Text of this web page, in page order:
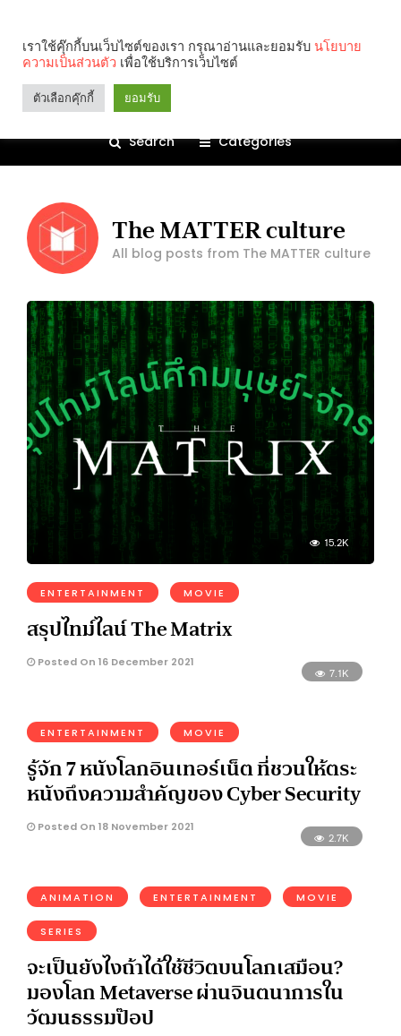
Search Categories
The MATTER culture
All blog posts from The MATTER culture
15.2K
ENTERTAINMENT MOVIE
สรุปไทม์ไลน์ The Matrix
Posted On 16 December 2021
7.1K
ENTERTAINMENT MOVIE
รู้จัก 7 หนังโลกอินเทอร์เน็ต ที่ชวนให้ตระ
หนังถึงความสำคัญของ Cyber Security
Posted On 18 November 2021
2.7K
ANIMATION ENTERTAINMENT MOVIE
SERIES
จะเป็นยังไงถ้าได้ใช้ชีวิตบนโลกเสมือน?
มองโลก Metaverse ผ่านจินตนาการใน
วัฒนธรรมป๊อป
เราใช้คุ๊กกี้บนเว็บไซต์ของเรา กรุณาอ่านและยอมรับ นโยบาย
ความเป็นส่วนตัว เพื่อใช้บริการเว็บไซต์
ตัวเลือกคุ๊กกี้ ยอมรับ